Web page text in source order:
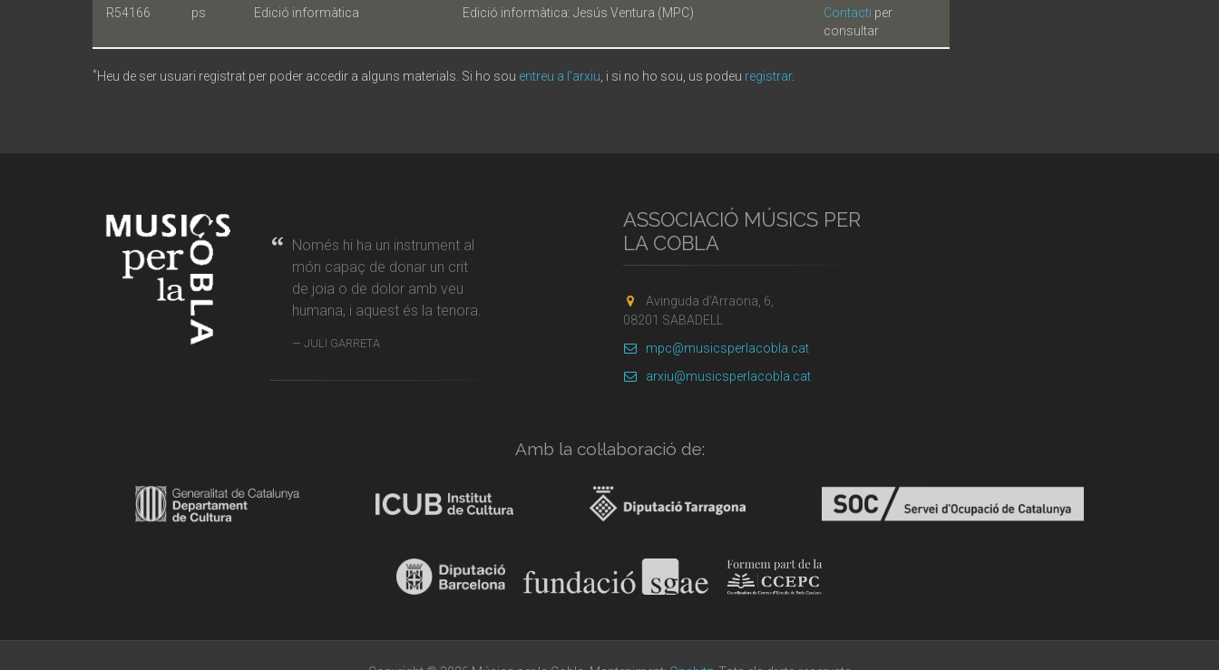
R54166 ps Edició informàtica Edició informàtica: Jesús Ventura (MPC) Contacti per
consultar
*Heu de ser usuari registrat per poder accedir a alguns materials. Si ho sou entreu a l'arxiu , i si no ho sou, us podeu registrar.
Només hi ha un instrument al
món capaç de donar un crit
de joia o de dolor amb veu
humana, i aquest és la tenora.
JULI GARRETA
ASSOCIACIÓ MÚSICS PER
LA COBLA
Avinguda d'Arraona, 6,
08201 SABADELL
mpc@musicsperlacobla.cat
arxiu@musicsperlacobla.cat
Amb la col·laboració de: